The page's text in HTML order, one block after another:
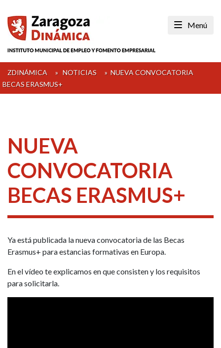
content
Menú
ZDINÁMICA » NOTICIAS » NUEVA CONVOCATORIA
BECAS ERASMUS+
NUEVA
CONVOCATORIA
BECAS ERASMUS+
Ya está publicada la nueva convocatoria de las Becas
Erasmus+ para estancias formativas en Europa.
En el vídeo te explicamos en que consisten y los requisitos
para solicitarla.